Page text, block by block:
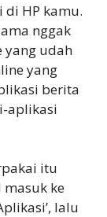
HP kamu.
nggak
yang udah
yang
berita
aplikasi
itu
ke
lalu